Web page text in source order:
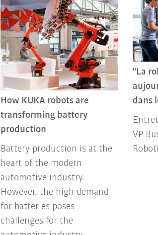
How KUKA robots are
transforming battery
production
Battery production is at the
heart of the modern
automotive industry.
However, the high demand
for batteries poses
challenges for the
"La
dans
VP